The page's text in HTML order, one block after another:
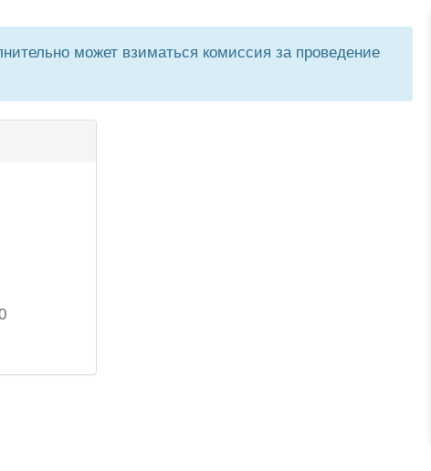
может взиматься комиссия за проведение